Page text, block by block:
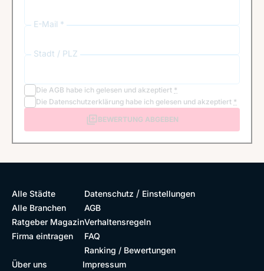
E-Mail *
Stadt / PLZ
Die AGB habe ich gelesen und akzeptiert *
Die Datenschutzerklärung habe ich gelesen und akzeptiert *
BEWERTUNG ABGEBEN
Alle Städte
Alle Branchen
Ratgeber Magazin
Firma eintragen
Datenschutz / Einstellungen
AGB
Verhaltensregeln
FAQ
Ranking / Bewertungen
Über uns
Impressum